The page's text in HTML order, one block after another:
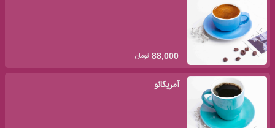
88,000 تومان
آمریکانو